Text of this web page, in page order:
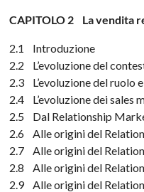
CAPITOLO 2 La vendita
2.1 Introduzione
2.2 L’evoluzione del
2.3 L’evoluzione del ruolo
2.4 L’evoluzione dei sales
2.5 Dal Relationship
2.6 Alle origini del
2.7 Alle origini del
2.8 Alle origini del
2.9 Alle origini del